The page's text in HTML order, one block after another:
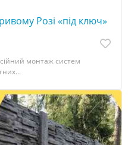
Розі «під ключ»
монтаж систем